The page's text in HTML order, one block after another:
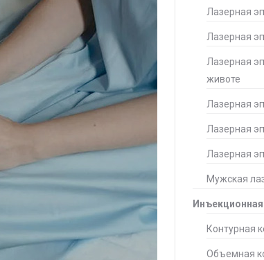
Лазерная
Лазерная
Лазерная
животе
Лазерная
Лазерная
Лазерная
Мужская
Контурная
Объемная